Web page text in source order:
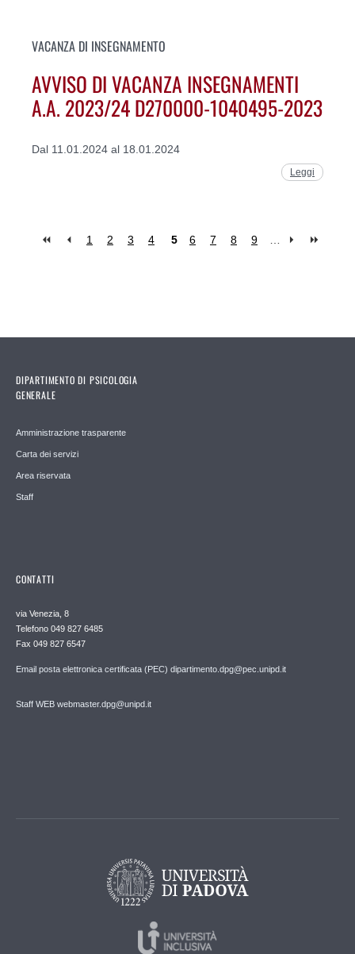
VACANZA DI INSEGNAMENTO
AVVISO DI VACANZA INSEGNAMENTI
A.A. 2023/24 D270000-1040495-2023
Dal 11.01.2024 al 18.01.2024
Leggi
1 2 3 4 5 6 7 8 9
DIPARTIMENTO DI PSICOLOGIA
GENERALE
Amministrazione trasparente
Carta dei servizi
Area riservata
Staff
CONTATTI
via Venezia, 8
Telefono 049 827 6485
Fax 049 827 6547
Email posta elettronica certificata (PEC) dipartimento.dpg@pec.unipd.it
Staff WEB webmaster.dpg@unipd.it